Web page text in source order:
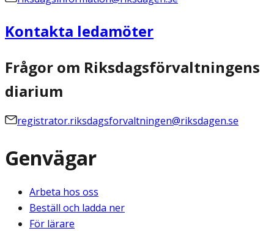
Kontakta ledamöter
Frågor om Riksdagsförvaltningens
diarium
registrator.riksdagsforvaltningen@riksdagen.se
Genvägar
Arbeta hos oss
Beställ och ladda ner
För lärare